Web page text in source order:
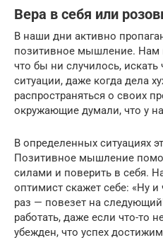
Вера в себя или
В наши дни активно
позитивное мышление. Нам
что бы ни случилось,
ситуации, даже когда дела
распространяться о своих
окружающие думали, что у
В определенных ситуациях
Позитивное мышление
силами и поверить в себя.
оптимист скажет себе: «Ну
раз — повезет на
работать, даже если что-то
убежден, что успех